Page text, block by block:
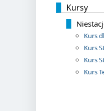
Kursy
Kurs
Kurs
Kurs
Kurs